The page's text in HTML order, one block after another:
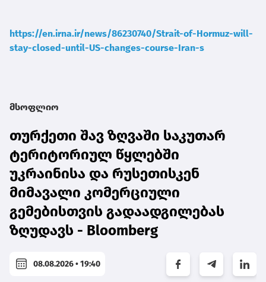
https://en.irna.ir/news/86230740/Strait-of-Hormuz-will-
stay-closed-until-US-changes-course-Iran-s
მსოფლიო
თურქეთი შავ ზღვაში საკუთარ
ტერიტორიულ წყლებში
უკრაინისა და რუსეთისკენ
მიმავალი კომერციული
გემებისთვის გადაადგილებას
ზღუდავს - Bloomberg
08.08.2026 • 19:40